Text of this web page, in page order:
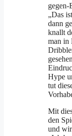
gegen-
„Das
dann
knallt
man in
Hype
tut
Mit
den
und